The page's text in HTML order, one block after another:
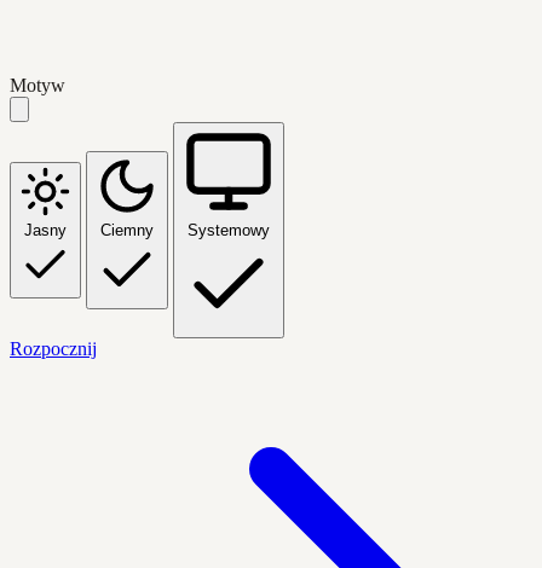
Motyw
Jasny Ciemny Systemowy
Rozpocznij